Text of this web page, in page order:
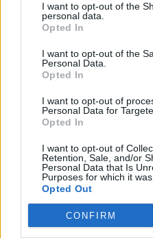
I want to opt-out of the
personal data.
Opted In
I want to opt-out of the
Personal Data.
Opted In
I want to opt-out of
Personal Data for
Opted In
I want to opt-out of
Retention, Sale, and/or
Personal Data that Is
Purposes for which it was
Opted Out
CONFIRM
W